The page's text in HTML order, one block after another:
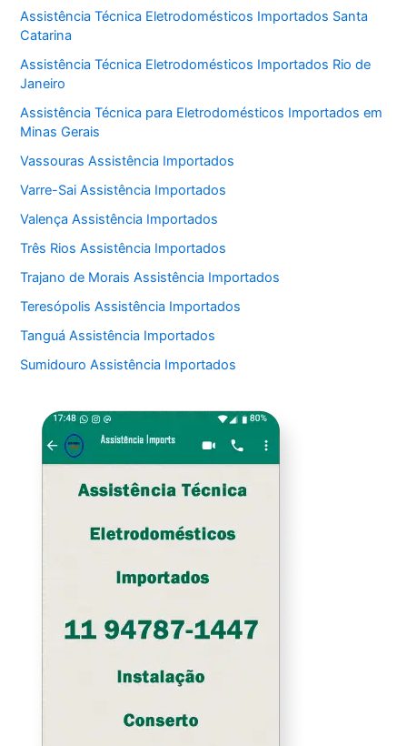
Assistência Técnica Eletrodomésticos Importados Santa
Catarina
Assistência Técnica Eletrodomésticos Importados Rio de
Janeiro
Assistência Técnica para Eletrodomésticos Importados em
Minas Gerais
Vassouras Assistência Importados
Varre-Sai Assistência Importados
Valença Assistência Importados
Três Rios Assistência Importados
Trajano de Morais Assistência Importados
Teresópolis Assistência Importados
Tanguá Assistência Importados
Sumidouro Assistência Importados